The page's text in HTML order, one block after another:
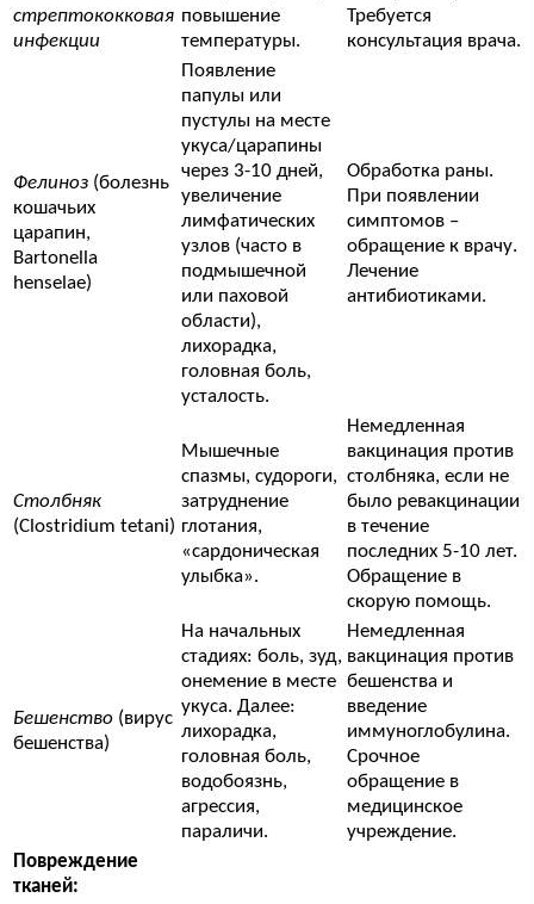
стрептококковая
инфекции
повышение
температуры.
Требуется
консультация врача.
Фелиноз (болезнь
кошачьих
царапин,
Bartonella
henselae)
Появление
папулы или
пустулы на месте
укуса/царапины
через 3-10 дней,
увеличение
лимфатических
узлов (часто в
подмышечной
или паховой
области),
лихорадка,
головная боль,
усталость.
Обработка раны.
При появлении
симптомов –
обращение к врачу.
Лечение
антибиотиками.
Столбняк
(Clostridium tetani)
Мышечные
спазмы, судороги,
затруднение
глотания,
«сардоническая
улыбка».
Немедленная
вакцинация против
столбняка, если не
было ревакцинации
в течение
последних 5-10 лет.
Обращение в
скорую помощь.
Бешенство (вирус
бешенства)
На начальных
стадиях: боль, зуд,
онемение в месте
укуса. Далее:
лихорадка,
головная боль,
водобоязнь,
агрессия,
параличи.
Немедленная
вакцинация против
бешенства и
введение
иммуноглобулина.
Срочное
обращение в
медицинское
учреждение.
Повреждение
тканей: